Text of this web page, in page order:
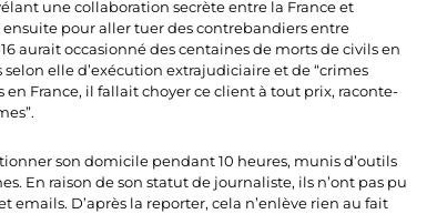
une collaboration secrète entre la France et
ensuite pour aller tuer des contrebandiers entre
aurait occasionné des centaines de morts de civils en
elle d’exécution extrajudiciaire et de “crimes
en France, il fallait choyer ce client à tout prix, raconte-
son domicile pendant 10 heures, munis d’outils
En raison de son statut de journaliste, ils n’ont pas pu
D’après la reporter, cela n’enlève rien au fait